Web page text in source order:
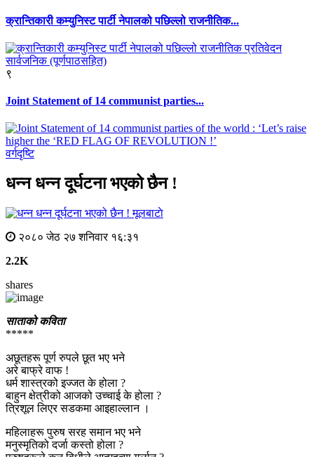
क्रान्तिकारी कम्युनिस्ट पार्टी नेपालको पछिल्लो राजनीतिक...
९
Joint Statement of 14 communist parties...
वर्गदृष्टि
धन्न धन्न दूर्घटना भएको छैन !
मूलबाटाे
२०८० जेठ २७ शनिवार १६:३१
2.2K
shares
साताको कविता
*****
अछूतहरू पूर्ण रुपले छूत भए भने
अरे बाफ्रे वाफ !
धर्म शास्त्रको‌ इज्जत के होला ?
बाहुन क्षेत्रीको आजको उच्चाई‌ के होला ?
त्रिशूल लिएर सडकमा आइहाल्लान ।
महिलाहरू पुरुष सरह समान भए भने
मनुस्मृतिको दर्जा कस्तो होला ?